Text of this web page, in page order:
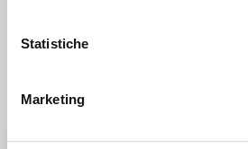
Statistiche
Marketing